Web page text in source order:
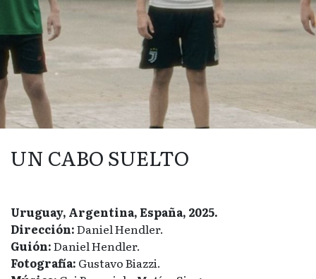
UN CABO SUELTO
Uruguay, Argentina, España, 2025.
Dirección:Daniel Hendler.
Guión:Daniel Hendler.
Fotografía: Gustavo Biazzi.